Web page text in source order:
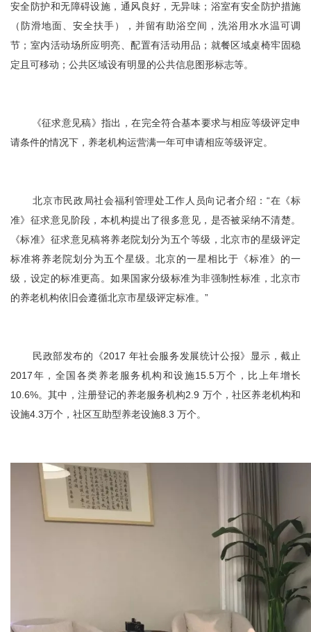
安全防护和无障碍设施，通风良好，无异味；浴室有安全防护措施
（防滑地面、安全扶手），并留有助浴空间，洗浴用水水温可调
节；室内活动场所应明亮、配置有活动用品；就餐区域桌椅牢固稳
定且可移动；公共区域设有明显的公共信息图形标志等。
《征求意见稿》指出，在完全符合基本要求与相应等级评定申
请条件的情况下，养老机构运营满一年可申请相应等级评定。
北京市民政局社会福利管理处工作人员向记者介绍：“在《标
准》征求意见阶段，本机构提出了很多意见，是否被采纳不清楚。
《标准》征求意见稿将养老院划分为五个等级，北京市的星级评定
标准将养老院划分为五个星级。北京的一星相比于《标准》的一
级，设定的标准更高。如果国家分级标准为非强制性标准，北京市
的养老机构依旧会遵循北京市星级评定标准。”
民政部发布的《2017 年社会服务发展统计公报》显示，截止
2017年，全国各类养老服务机构和设施15.5万个，比上年增长
10.6%。其中，注册登记的养老服务机构2.9 万个，社区养老机构和
设施4.3万个，社区互助型养老设施8.3 万个。